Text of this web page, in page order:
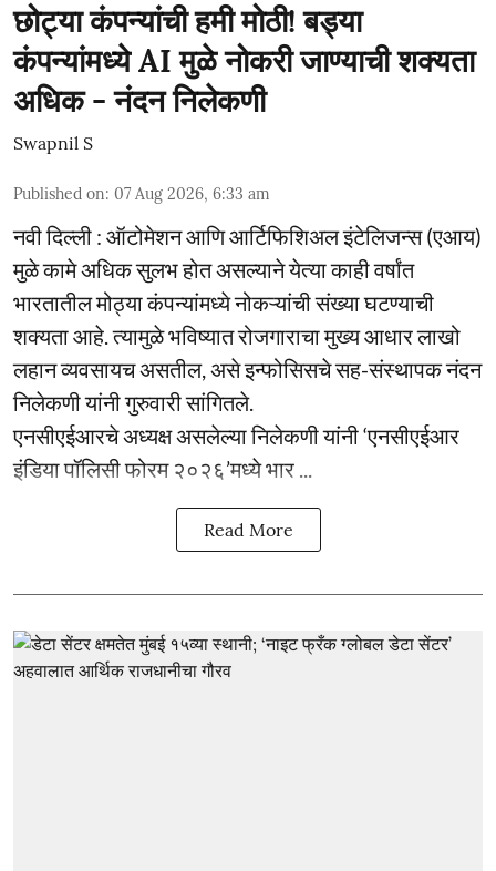
छोट्या कंपन्यांची हमी मोठी! बड्या
कंपन्यांमध्ये AI मुळे नोकरी जाण्याची शक्यता
अधिक - नंदन निलेकणी
Swapnil S
Published on: 07 Aug 2026, 6:33 am
नवी दिल्ली : ऑटोमेशन आणि आर्टिफिशिअल इंटेलिजन्स (एआय)
मुळे कामे अधिक सुलभ होत असल्याने येत्या काही वर्षांत
भारतातील मोठ्या कंपन्यांमध्ये नोकऱ्यांची संख्या घटण्याची
शक्यता आहे. त्यामुळे भविष्यात रोजगाराचा मुख्य आधार लाखो
लहान व्यवसायच असतील, असे इन्फोसिसचे सह-संस्थापक नंदन
निलेकणी यांनी गुरुवारी सांगितले.
एनसीएईआरचे अध्यक्ष असलेल्या निलेकणी यांनी ‘एनसीएईआर
इंडिया पॉलिसी फोरम २०२६’मध्ये भार ...
Read More